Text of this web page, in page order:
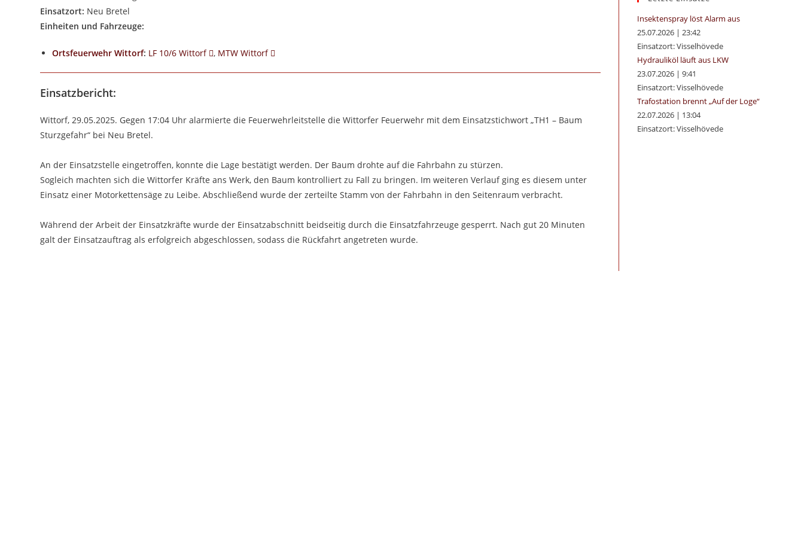
Einsatzort: Neu Bretel
Einheiten und Fahrzeuge:
Ortsfeuerwehr Wittorf: LF 10/6 Wittorf , MTW Wittorf
Einsatzbericht:
Wittorf, 29.05.2025. Gegen 17:04 Uhr alarmierte die Feuerwehrleitstelle die Wittorfer Feuerwehr mit dem Einsatzstichwort „TH1 – Baum
Sturzgefahr“ bei Neu Bretel.
An der Einsatzstelle eingetroffen, konnte die Lage bestätigt werden. Der Baum drohte auf die Fahrbahn zu stürzen.
Sogleich machten sich die Wittorfer Kräfte ans Werk, den Baum kontrolliert zu Fall zu bringen. Im weiteren Verlauf ging es diesem unter
Einsatz einer Motorkettensäge zu Leibe. Abschließend wurde der zerteilte Stamm von der Fahrbahn in den Seitenraum verbracht.
Während der Arbeit der Einsatzkräfte wurde der Einsatzabschnitt beidseitig durch die Einsatzfahrzeuge gesperrt. Nach gut 20 Minuten
galt der Einsatzauftrag als erfolgreich abgeschlossen, sodass die Rückfahrt angetreten wurde.
Insektenspray löst Alarm aus
25.07.2026| 23:42
Einsatzort: Visselhövede
Hydrauliköl läuft aus LKW
23.07.2026| 9:41
Einsatzort: Visselhövede
Trafostation brennt „Auf der Loge“
22.07.2026| 13:04
Einsatzort: Visselhövede